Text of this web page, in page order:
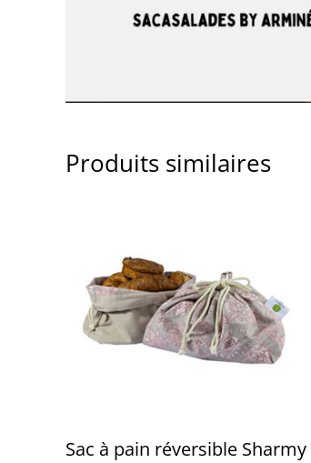
Produits similaires
Sac à pain réversible Sharmy